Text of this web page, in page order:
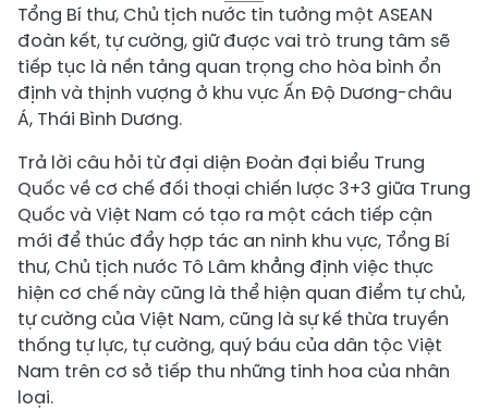
Tổng Bí thư, Chủ tịch nước tin tưởng một ASEAN
đoàn kết, tự cường, giữ được vai trò trung tâm sẽ
tiếp tục là nền tảng quan trọng cho hòa bình ổn
định và thịnh vượng ở khu vực Ấn Độ Dương-châu
Á, Thái Bình Dương.
Trả lời câu hỏi từ đại diện Đoàn đại biểu Trung
Quốc về cơ chế đối thoại chiến lược 3+3 giữa Trung
Quốc và Việt Nam có tạo ra một cách tiếp cận
mới để thúc đẩy hợp tác an ninh khu vực, Tổng Bí
thư, Chủ tịch nước Tô Lâm khẳng định việc thực
hiện cơ chế này cũng là thể hiện quan điểm tự chủ,
tự cường của Việt Nam, cũng là sự kế thừa truyền
thống tự lực, tự cường, quý báu của dân tộc Việt
Nam trên cơ sở tiếp thu những tinh hoa của nhân
loại.